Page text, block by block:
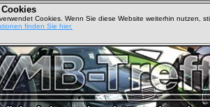
Cookies. Wenn Sie diese Website weiterhin nutzen,
finden Sie hier.